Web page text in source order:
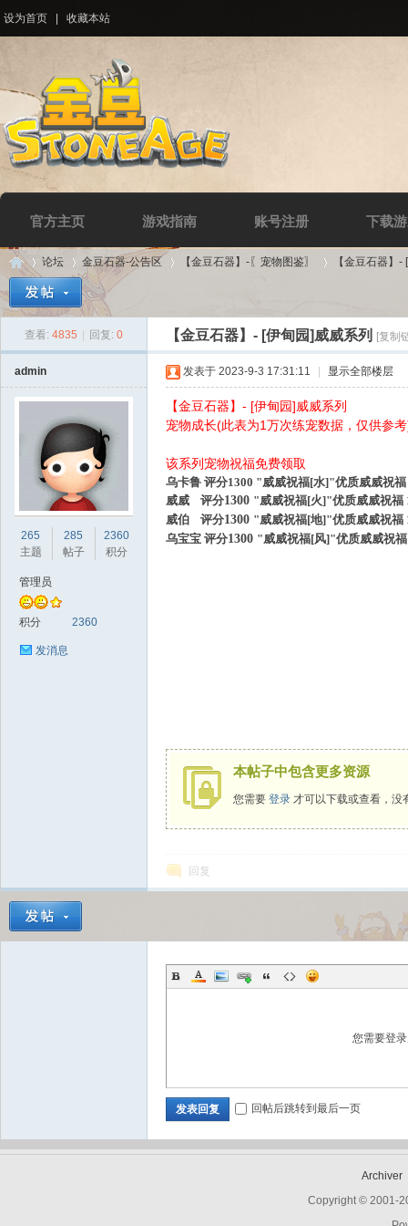
设为首页 收藏本站
官方主页 游戏指南 账号注册 下载
Bo
»
论坛
›
金豆石器-公告区 【金豆石器】-〖宠物图鉴〗
›
【金豆石器】
查看: 4835 回复: 0 【金豆石器】- [伊甸园]威威系列 [复制
admin
265
主题
285
帖子
2360
积分
管理员
积分 2360
发消息
发表于 2023-9-3 17:31:11 显示全部楼层
【金豆石器】- [伊甸园]威威系列
宠物成长(此表为1万次练宠数据，仅供参
该系列宠物祝福免费领取
乌卡鲁 评分1300 "威威祝福[水]"优质威威祝福
威威 评分1300 "威威祝福[火]"优质威威祝福
威伯 评分1300 "威威祝福[地]"优质威威祝福
乌宝宝 评分1300 "威威祝福[风]"优质威威祝福
本帖子中包含更多资源
您需要 登录 才可以下载或查看，没
回复
您需要登
发表回复 回帖后跳转到最后一页
Archiver
Copyright © 2001-